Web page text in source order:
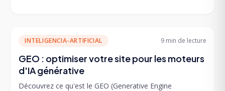
INTELIGENCIA-ARTIFICIAL 9 min de lecture
GEO : optimiser votre site pour les moteurs
d'IA générative
Découvrez ce qu'est le GEO (Generative Engine